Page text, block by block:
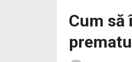
Cum să